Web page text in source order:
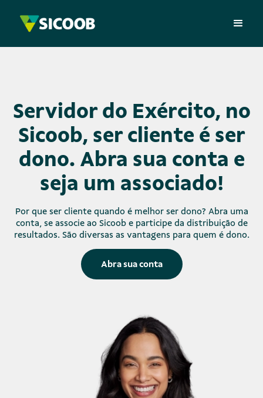
Servidor do Exército, no
Sicoob, ser cliente é ser
dono. Abra sua conta e
seja um associado!
Por que ser cliente quando é melhor ser dono? Abra uma
conta, se associe ao Sicoob e participe da distribuição de
resultados. São diversas as vantagens para quem é dono.
Abra sua conta